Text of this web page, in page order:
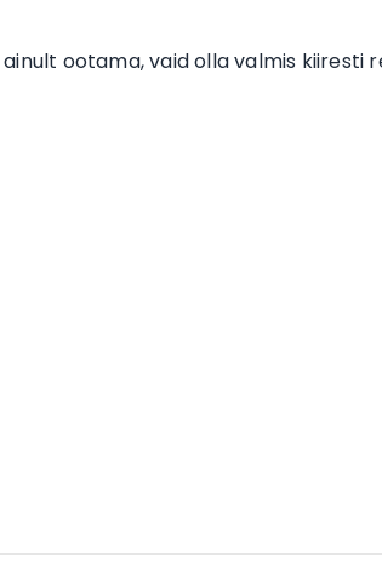
ootama, vaid olla valmis kiiresti